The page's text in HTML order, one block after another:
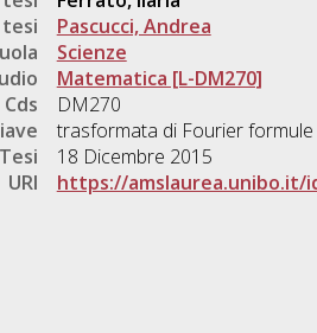
Pascucci, Andrea
Scienze
Matematica [L-DM270]
DM270
trasformata di Fourier
18 Dicembre 2015
URI
https://amslaurea.unibo.it/